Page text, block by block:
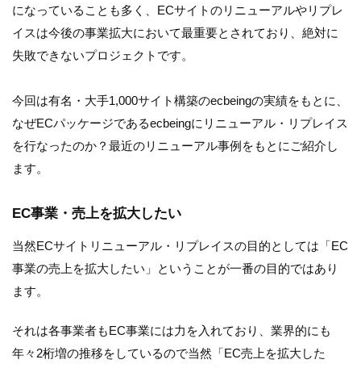
になっていることも多く、ECサイトのリニューアルやリプレ
イスは今後の事業拡大において最重要とされており、絶対に
失敗できないプロジェクトです。
今回は有名・大手1,000サイト構築のecbeingの実績をもとに、
なぜECパッケージであるecbeingにリニューアル・リプレイス
を行なったのか？最近のリニューアル事例をもとにご紹介し
ます。
EC事業・売上を拡大したい
当然ECサイトリニューアル・リプレイスの目的としては「EC
事業の売上を拡大したい」ということが一番の目的ではあり
ます。
それは各事業者もEC事業には力を入れており、業界的にも
年々2桁増の推移をしているので当然「EC売上を拡大した